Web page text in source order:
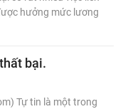
hưởng mức lương
bại.
Tự tin là một trong